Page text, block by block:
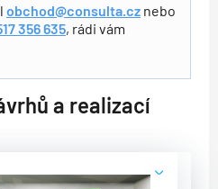
obchod@consulta.cz nebo
356 635, rádi vám
a realizací